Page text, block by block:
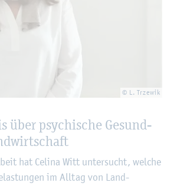
© L. Trze­wik
über psy­chi­sche Ge­sund­
hat Ce­li­na Witt un­ter­sucht, wel­che
im All­tag von Land­